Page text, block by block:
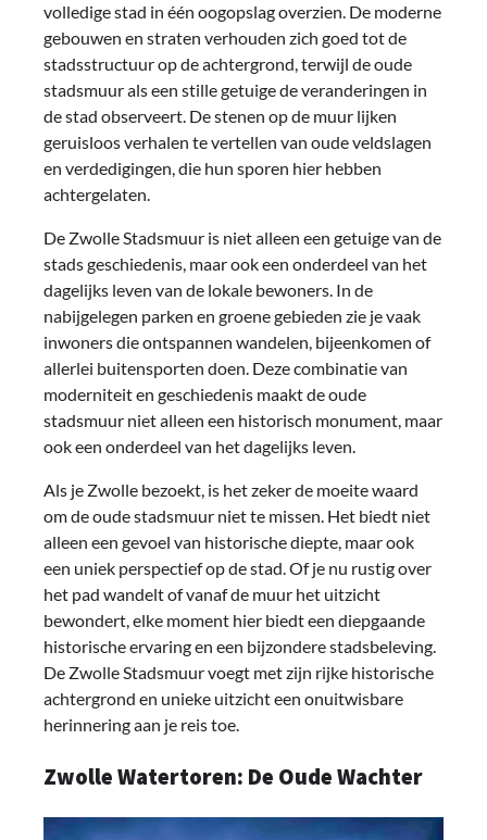
volledige stad in één oogopslag overzien. De moderne
gebouwen en straten verhouden zich goed tot de
stadsstructuur op de achtergrond, terwijl de oude
stadsmuur als een stille getuige de veranderingen in
de stad observeert. De stenen op de muur lijken
geruisloos verhalen te vertellen van oude veldslagen
en verdedigingen, die hun sporen hier hebben
achtergelaten.
De Zwolle Stadsmuur is niet alleen een getuige van de
stads geschiedenis, maar ook een onderdeel van het
dagelijks leven van de lokale bewoners. In de
nabijgelegen parken en groene gebieden zie je vaak
inwoners die ontspannen wandelen, bijeenkomen of
allerlei buitensporten doen. Deze combinatie van
moderniteit en geschiedenis maakt de oude
stadsmuur niet alleen een historisch monument, maar
ook een onderdeel van het dagelijks leven.
Als je Zwolle bezoekt, is het zeker de moeite waard
om de oude stadsmuur niet te missen. Het biedt niet
alleen een gevoel van historische diepte, maar ook
een uniek perspectief op de stad. Of je nu rustig over
het pad wandelt of vanaf de muur het uitzicht
bewondert, elke moment hier biedt een diepgaande
historische ervaring en een bijzondere stadsbeleving.
De Zwolle Stadsmuur voegt met zijn rijke historische
achtergrond en unieke uitzicht een onuitwisbare
herinnering aan je reis toe.
Zwolle Watertoren: De Oude Wachter